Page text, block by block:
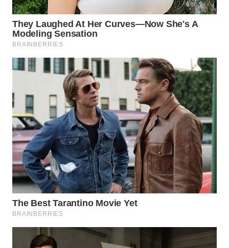
WN
LANGKAT
WN
SELATAN
TANJUNG
LESUNG
WN
KARO
WN
SIMALUNGUN
WN
LABUHANBATU